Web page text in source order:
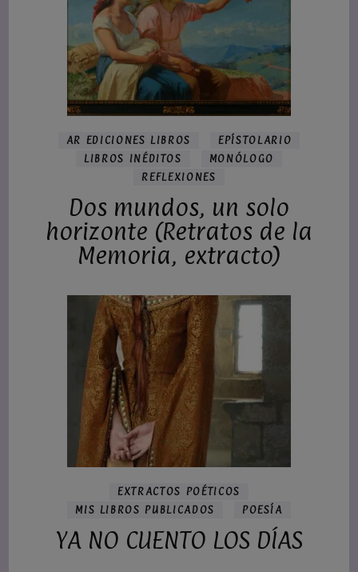
AR EDICIONES LIBROS
EPÍSTOLARIO
LIBROS INÉDITOS
MONÓLOGO
REFLEXIONES
Dos mundos, un solo
horizonte (Retratos de la
Memoria, extracto)
EXTRACTOS POÉTICOS
MIS LIBROS PUBLICADOS
POESÍA
YA NO CUENTO LOS DÍAS